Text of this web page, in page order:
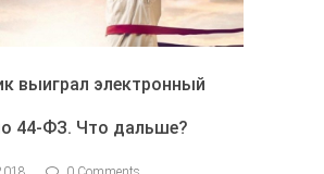
выиграл электронный
44-ФЗ. Что дальше?